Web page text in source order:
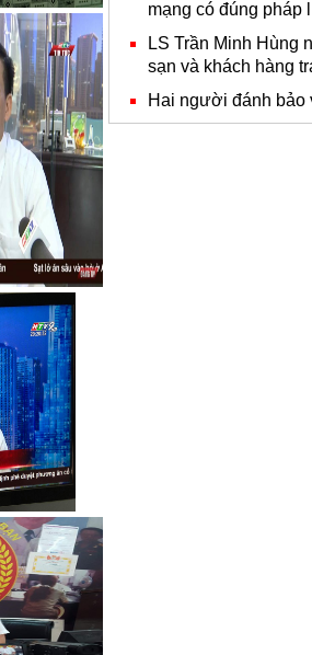
mạng có đúng pháp
LS Trần Minh Hùng
sạn và khách hàng
Hai người đánh bảo